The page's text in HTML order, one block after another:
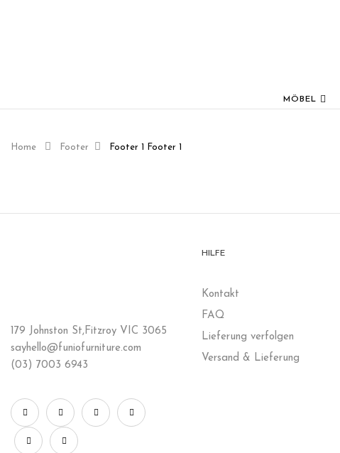
MÖBEL
Home Footer Footer 1 Footer 1
179 Johnston St,Fitzroy VIC 3065
sayhello@funiofurniture.com
(03) 7003 6943
HILFE
Kontakt
FAQ
Lieferung verfolgen
Versand & Lieferung